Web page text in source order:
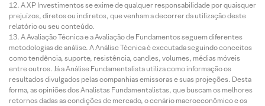
A XP Investimentos se exime de qualquer responsabilidade por quaisquer
prejuízos, diretos ou indiretos, que venham a decorrer da utilização deste
relatório ou seu conteúdo.
A Avaliação Técnica e a Avaliação de Fundamentos seguem diferentes
metodologias de análise. A Análise Técnica é executada seguindo conceitos
como tendência, suporte, resistência, candles, volumes, médias móveis
entre outros. Já a Análise Fundamentalista utiliza como informação os
resultados divulgados pelas companhias emissoras e suas projeções. Desta
forma, as opiniões dos Analistas Fundamentalistas, que buscam os melhores
retornos dadas as condições de mercado, o cenário macroeconômico e os